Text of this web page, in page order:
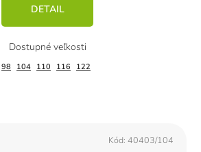
DETAIL
98 104 110 116 122
Kód: 40403/104